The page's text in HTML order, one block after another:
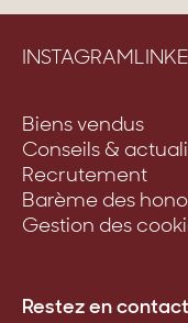
INSTAGRAM
Biens vendus
Conseils &
Recrutement
Barème des
Gestion des
Restez en